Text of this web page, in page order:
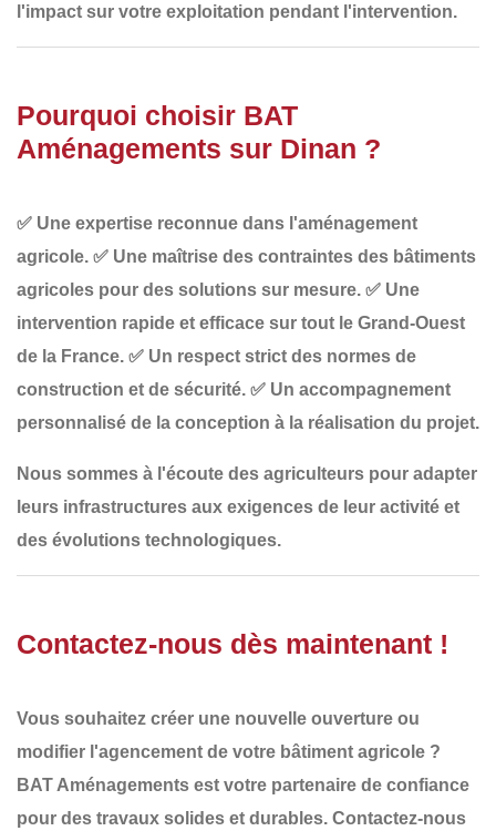
l'impact sur votre exploitation pendant l'intervention.
Pourquoi choisir BAT
Aménagements sur Dinan ?
✅ Une expertise reconnue dans l'aménagement
agricole. ✅ Une maîtrise des contraintes des bâtiments
agricoles pour des solutions sur mesure. ✅ Une
intervention rapide et efficace sur tout le Grand-Ouest
de la France. ✅ Un respect strict des normes de
construction et de sécurité. ✅ Un accompagnement
personnalisé de la conception à la réalisation du projet.
Nous sommes à l'écoute des agriculteurs pour adapter
leurs infrastructures aux exigences de leur activité et
des évolutions technologiques.
Contactez-nous dès maintenant !
Vous souhaitez créer une nouvelle ouverture ou
modifier l'agencement de votre bâtiment agricole ?
BAT Aménagements est votre partenaire de confiance
pour des travaux solides et durables. Contactez-nous